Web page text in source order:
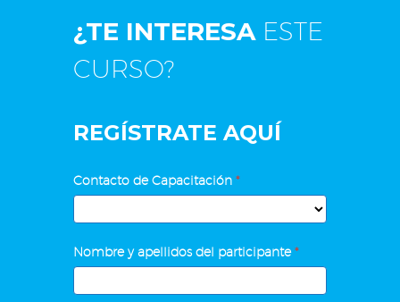
¿TE INTERESAESTE
CURSO?
REGÍSTRATE AQUÍ
¿Cómo
será
mi
pensión,
la
puedo
Contacto de Capacitación *
de
Nombre y apellidos del participante*